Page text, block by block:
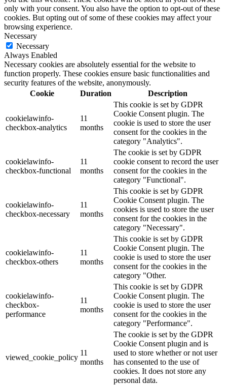
only with your consent. You also have the option to opt-out of these
cookies. But opting out of some of these cookies may affect your
browsing experience.
Necessary
Necessary
Always Enabled
Necessary cookies are absolutely essential for the website to
function properly. These cookies ensure basic functionalities and
security features of the website, anonymously.
Cookie
Duration Description
cookielawinfo-
checkbox-analytics
11
months
This cookie is set by GDPR
Cookie Consent plugin. The
cookie is used to store the user
consent for the cookies in the
category "Analytics".
cookielawinfo-
checkbox-functional
11
months
The cookie is set by GDPR
cookie consent to record the user
consent for the cookies in the
category "Functional".
cookielawinfo-
checkbox-necessary
11
months
This cookie is set by GDPR
Cookie Consent plugin. The
cookies is used to store the user
consent for the cookies in the
category "Necessary".
cookielawinfo-
checkbox-others
11
months
This cookie is set by GDPR
Cookie Consent plugin. The
cookie is used to store the user
consent for the cookies in the
category "Other.
cookielawinfo-
checkbox-
performance
11
months
This cookie is set by GDPR
Cookie Consent plugin. The
cookie is used to store the user
consent for the cookies in the
category "Performance".
viewed_cookie_policy
11
months
The cookie is set by the GDPR
Cookie Consent plugin and is
used to store whether or not user
has consented to the use of
cookies. It does not store any
personal data.